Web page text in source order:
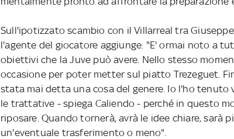
Sull'ipotizzato scambio con il Villarreal tra
l'agente del giocatore aggiunge. "E' ormai noto a
obiettivi che la Juve può avere. Nello stesso
occasione per poter metter sul piatto Trezeguet.
stata mai detta una cosa del genere. Io l'ho
le trattative - spiega Caliendo - perché in questo
riposare. Quando tornerà, avrà le idee chiare, sarà
un'eventuale trasferimento o meno".